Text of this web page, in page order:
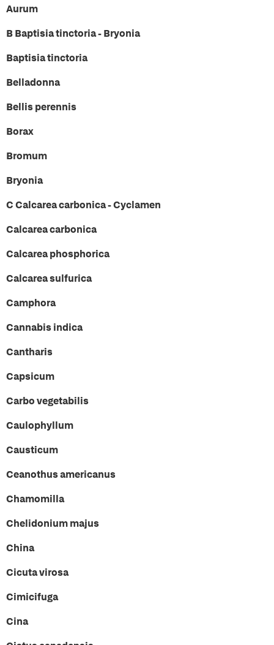
Aurum
B Baptisia tinctoria - Bryonia
Baptisia tinctoria
Belladonna
Bellis perennis
Borax
Bromum
Bryonia
C Calcarea carbonica - Cyclamen
Calcarea carbonica
Calcarea phosphorica
Calcarea sulfurica
Camphora
Cannabis indica
Cantharis
Capsicum
Carbo vegetabilis
Caulophyllum
Causticum
Ceanothus americanus
Chamomilla
Chelidonium majus
China
Cicuta virosa
Cimicifuga
Cina